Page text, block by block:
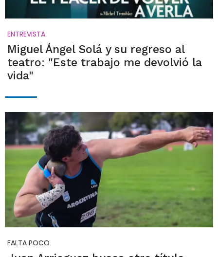
ENTREVISTA
Miguel Ángel Solá y su regreso al
teatro: "Este trabajo me devolvió la
vida"
FALTA POCO